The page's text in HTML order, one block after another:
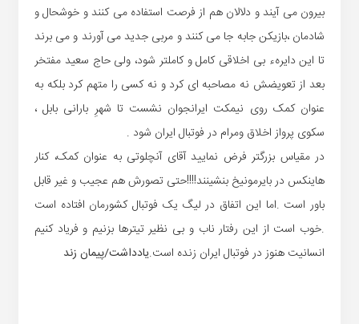
بیرون می آیند و دلالان هم از فرصت استفاده می کنند و خوشحال و
شادمان ،بازیکن جابه جا می کنند و مربی جدید می آورند و می برند
تا این دایرهء بی اخلاقی کامل و کاملتر شود، ولی حاج سعید مفتخر
بعد از تعویضش نه مصاحبه ای کرد و نه کسی را متهم کرد بلکه به
عنوان کمک روی نیمکت ایرانجوان نشست تا شهرِ بارانی بابل ،
سکوی پرواز اخلاق ومرام در فوتبال ایران شود .
در مقیاس بزرگتر فرض نمایید آقای آنچلوتی به عنوان کمک، کنار
هاینکس در بایرمونیخ بنشینند!!!!حتی تصورش هم عجیب و غیر قابل
باور است .اما این اتفاق در لیگ یک فوتبال کشورمان افتاده است
.خوب است از این رفتار ناب و بی نظیر تیترها بزنیم و فریاد کنیم
انسانیت هنوز در فوتبال ایران زنده است.یادداشت/پیمان زند